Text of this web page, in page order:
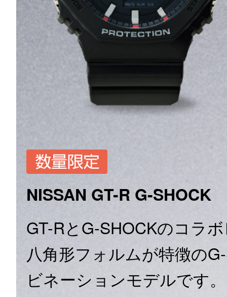
NISSAN GT-R G-SHOCK
GT-RとG-SHOCKのコラ
八角形フォルムが特徴の
ビネーションモデルです。